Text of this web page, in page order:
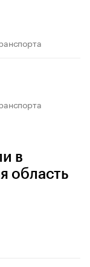
в
область